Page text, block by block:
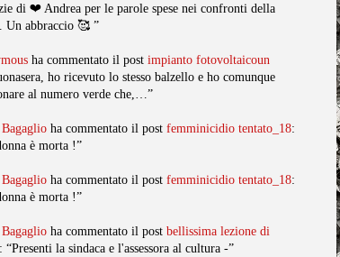
di ❤️ Andrea per le parole spese nei confronti della
Un abbraccio 🥰 ”
ha commentato il post impianto fotovoltaicoun
ho ricevuto lo stesso balzello e ho comunque
al numero verde che,…”
ha commentato il post femminicidio tentato_18:
è morta !”
ha commentato il post femminicidio tentato_18:
è morta !”
ha commentato il post bellissima lezione di
: “Presenti la sindaca e l'assessora al cultura -”